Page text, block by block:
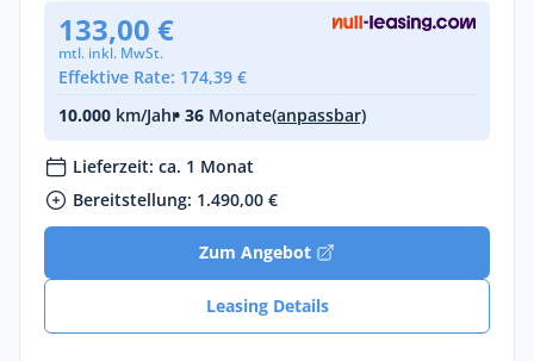
133,00 €
mtl. inkl. MwSt.
Effektive Rate: 174,39 €
10.000 km/Jahr• 36 Monate(anpassbar)
Lieferzeit: ca. 1 Monat
Bereitstellung: 1.490,00 €
Zum Angebot
Leasing Details